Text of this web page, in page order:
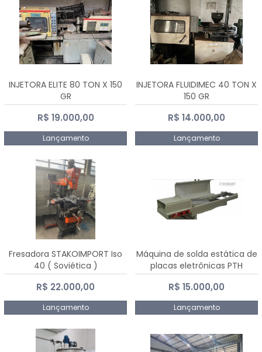
INJETORA ELITE 80 TON X 150
GR
R$ 19.000,00
Lançamento
INJETORA FLUIDIMEC 40 TON X
150 GR
R$ 14.000,00
Lançamento
Fresadora STAKOIMPORT Iso
40 ( Soviética )
R$ 22.000,00
Lançamento
Máquina de solda estática de
placas eletrônicas PTH
DIALSAT
R$ 15.000,00
Lançamento